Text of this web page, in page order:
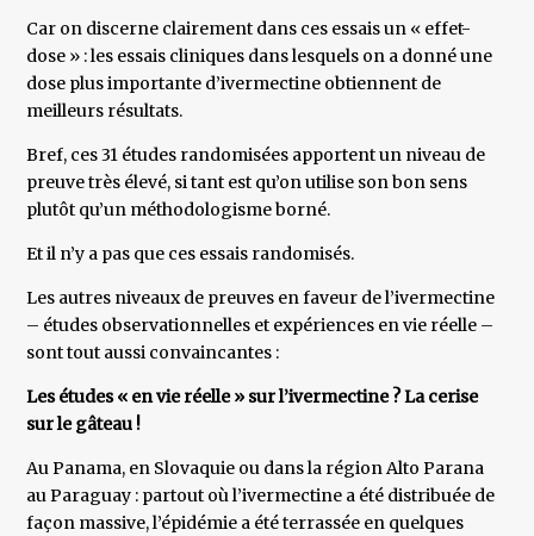
Car on discerne clairement dans ces essais un « effet-
dose » : les essais cliniques dans lesquels on a donné une
dose plus importante d’ivermectine obtiennent de
meilleurs résultats.
Bref, ces 31 études randomisées apportent un niveau de
preuve très élevé, si tant est qu’on utilise son bon sens
plutôt qu’un méthodologisme borné.
Et il n’y a pas que ces essais randomisés.
Les autres niveaux de preuves en faveur de l’ivermectine
– études observationnelles et expériences en vie réelle –
sont tout aussi convaincantes :
Les études « en vie réelle » sur l’ivermectine ? La cerise
sur le gâteau !
Au Panama, en Slovaquie ou dans la région Alto Parana
au Paraguay : partout où l’ivermectine a été distribuée de
façon massive, l’épidémie a été terrassée en quelques